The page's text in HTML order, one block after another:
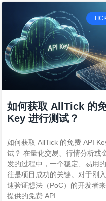
如何获取 AllTick 的
Key 进行测试？
如何获取 AllTick 的免费 API
试？ 在量化交易、行情分析或
发的过程中，一个稳定、易用
往是项目成功的关键。对于刚
速验证想法（PoC）的开发者
提供的免费 API …